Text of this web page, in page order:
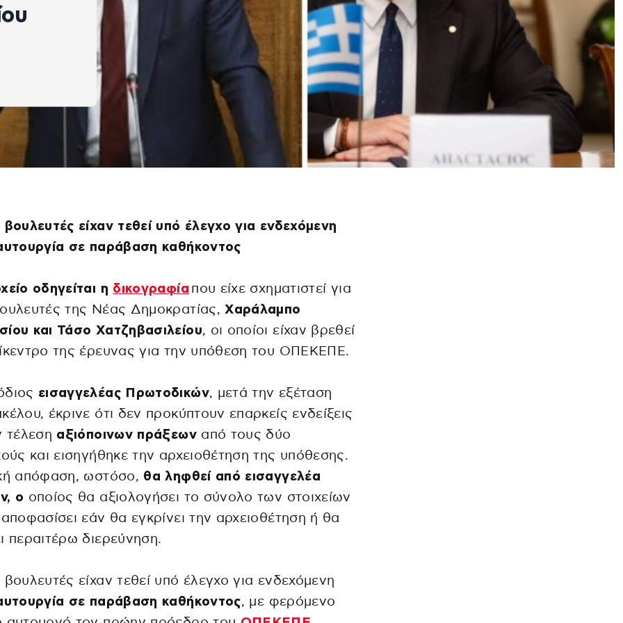
είχαν τεθεί υπό έλεγχο για ενδεχόμενη
σε παράβαση καθήκοντος
οδηγείται η δικογραφία που είχε σχηματιστεί για
της Νέας Δημοκρατίας,Χαράλαμπο
και Τάσο Χατζηβασιλείου, οι οποίοι είχαν βρεθεί
της έρευνας για την υπόθεση του ΟΠΕΚΕΠΕ.
εισαγγελέας Πρωτοδικών, μετά την εξέταση
έκρινε ότι δεν προκύπτουν επαρκείς ενδείξεις
τέλεση αξιόποινων πράξεωναπό τους δύο
και εισηγήθηκε την αρχειοθέτηση της υπόθεσης.
απόφαση, ωστόσο, θα ληφθεί από εισαγγελέα
ο οποίος θα αξιολογήσει το σύνολο των στοιχείων
εάν θα εγκρίνει την αρχειοθέτηση ή θα
περαιτέρω διερεύνηση.
είχαν τεθεί υπό έλεγχο για ενδεχόμενη
σε παράβαση καθήκοντος, με φερόμενο